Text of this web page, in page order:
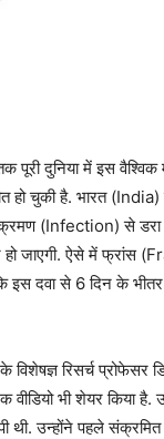
पूरी दुनिया में इस
हो चुकी है. भारत
(Infection) से डरा
जाएगी. ऐसे में फ्रांस
इस दवा से 6 दिन के
रिसर्च प्रोफेसर
वीडियो भी शेयर
उन्‍होंने पहले संक्रमित